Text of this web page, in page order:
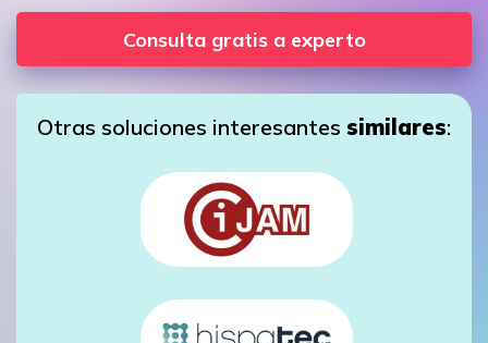
Consulta gratis a experto
Otras soluciones interesantes similares: